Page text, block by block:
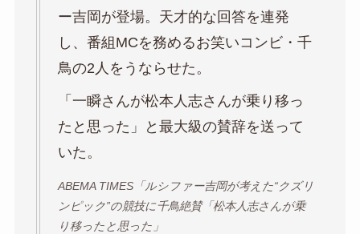
ー吉岡が登場。天才的な回答を連発
し、番組MCを務めるお笑いコンビ・千
鳥の2人をうならせた。
「一瞬さんが松本人志さんが乗り移っ
たと思った」と最大級の賛辞を送って
いた。
ABEMA TIMES「ルシファー吉岡が考えた“クズリ
ンピック”の競技に千鳥絶賛「松本人志さんが乗
り移ったと思った」